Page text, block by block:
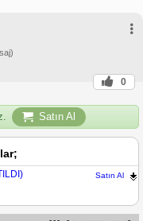
0
Satın Al
Satın Al